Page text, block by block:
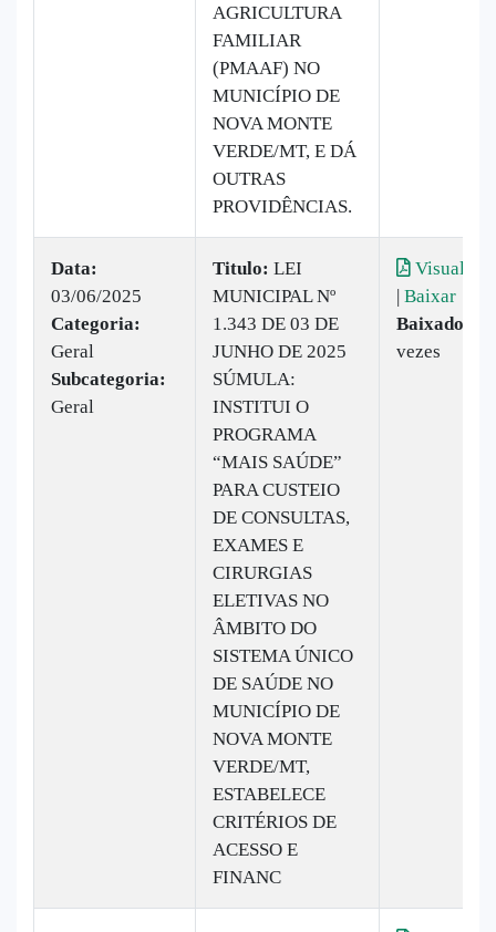
AGRICULTURA
FAMILIAR
(PMAAF) NO
MUNICÍPIO DE
NOVA MONTE
VERDE/MT, E DÁ
OUTRAS
PROVIDÊNCIAS.
Data:
03/06/2025
Categoria:
Geral
Subcategoria:
Geral
Titulo: LEI
MUNICIPAL Nº
1.343 DE 03 DE
JUNHO DE 2025
SÚMULA:
INSTITUI O
PROGRAMA
“MAIS SAÚDE”
PARA CUSTEIO
DE CONSULTAS,
EXAMES E
CIRURGIAS
ELETIVAS NO
ÂMBITO DO
SISTEMA ÚNICO
DE SAÚDE NO
MUNICÍPIO DE
NOVA MONTE
VERDE/MT,
ESTABELECE
CRITÉRIOS DE
ACESSO E
FINANC
Visualizar
| Baixar
Baixado:
vezes